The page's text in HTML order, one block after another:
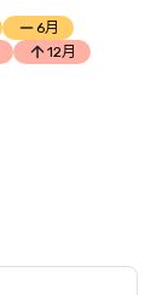
6月
12月